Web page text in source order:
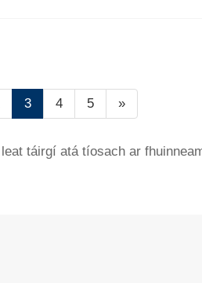
3 4 5 »
táirgí atá tíosach ar